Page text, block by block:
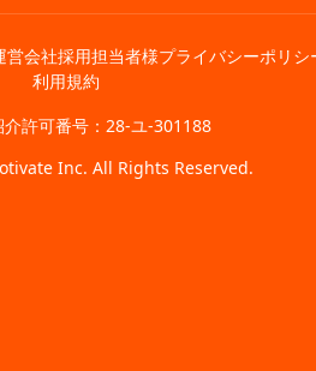
営会社採用担当者様プライバシーポリシ
利用規約
介許可番号：28-ユ-301188
Inc. All Rights Reserved.